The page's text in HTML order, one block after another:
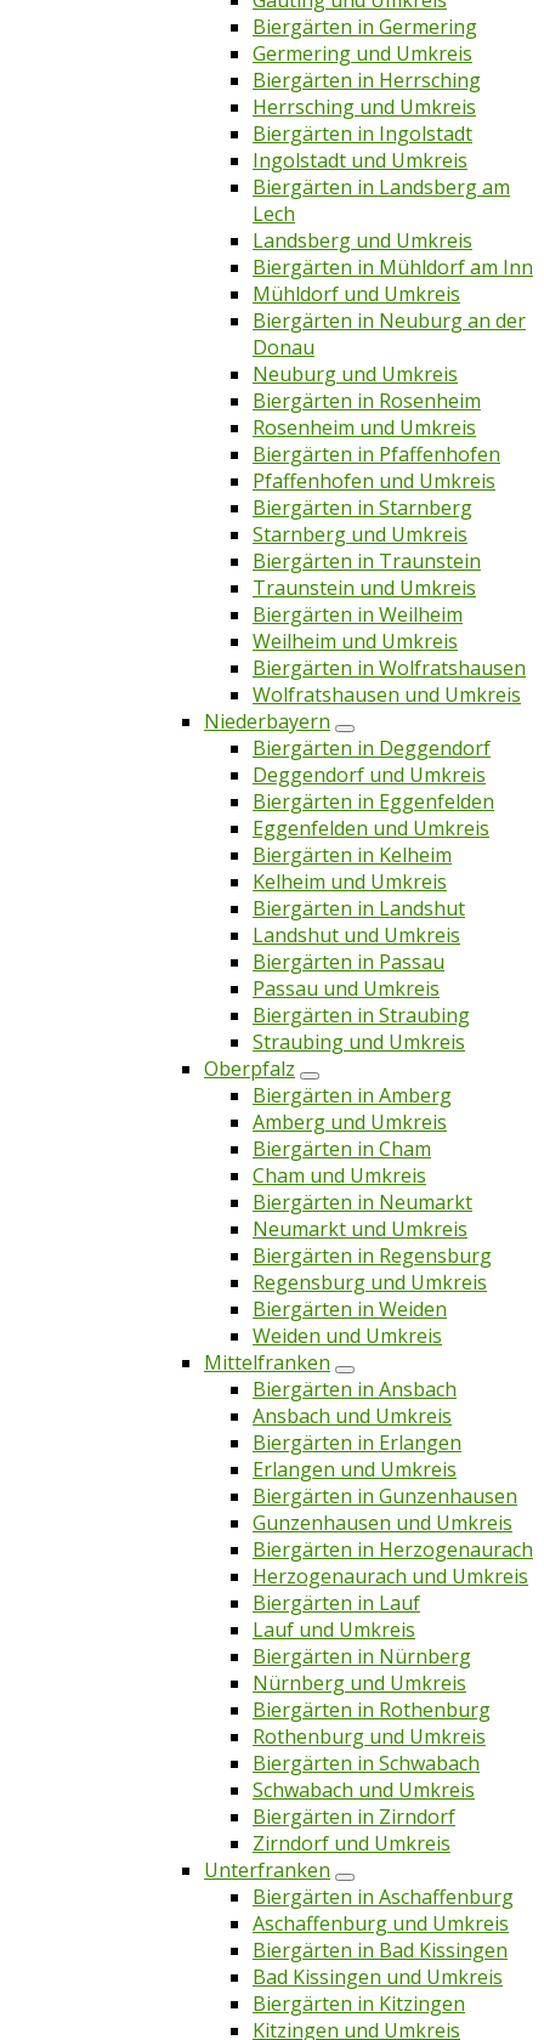
Biergärten in Germering
Germering und Umkreis
Biergärten in Herrsching
Herrsching und Umkreis
Biergärten in Ingolstadt
Ingolstadt und Umkreis
Biergärten in Landsberg am
Lech
Landsberg und Umkreis
Biergärten in Mühldorf am Inn
Mühldorf und Umkreis
Biergärten in Neuburg an der
Donau
Neuburg und Umkreis
Biergärten in Rosenheim
Rosenheim und Umkreis
Biergärten in Pfaffenhofen
Pfaffenhofen und Umkreis
Biergärten in Starnberg
Starnberg und Umkreis
Biergärten in Traunstein
Traunstein und Umkreis
Biergärten in Weilheim
Weilheim und Umkreis
Biergärten in Wolfratshausen
Wolfratshausen und Umkreis
Niederbayern
Biergärten in Deggendorf
Deggendorf und Umkreis
Biergärten in Eggenfelden
Eggenfelden und Umkreis
Biergärten in Kelheim
Kelheim und Umkreis
Biergärten in Landshut
Landshut und Umkreis
Biergärten in Passau
Passau und Umkreis
Biergärten in Straubing
Straubing und Umkreis
Oberpfalz
Biergärten in Amberg
Amberg und Umkreis
Biergärten in Cham
Cham und Umkreis
Biergärten in Neumarkt
Neumarkt und Umkreis
Biergärten in Regensburg
Regensburg und Umkreis
Biergärten in Weiden
Weiden und Umkreis
Mittelfranken
Biergärten in Ansbach
Ansbach und Umkreis
Biergärten in Erlangen
Erlangen und Umkreis
Biergärten in Gunzenhausen
Gunzenhausen und Umkreis
Biergärten in Herzogenaurach
Herzogenaurach und Umkreis
Biergärten in Lauf
Lauf und Umkreis
Biergärten in Nürnberg
Nürnberg und Umkreis
Biergärten in Rothenburg
Rothenburg und Umkreis
Biergärten in Schwabach
Schwabach und Umkreis
Biergärten in Zirndorf
Zirndorf und Umkreis
Unterfranken
Biergärten in Aschaffenburg
Aschaffenburg und Umkreis
Biergärten in Bad Kissingen
Bad Kissingen und Umkreis
Biergärten in Kitzingen
Kitzingen und Umkreis